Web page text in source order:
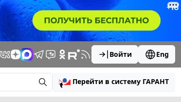
Войти Eng
Перейти в систему ГАРАНТ